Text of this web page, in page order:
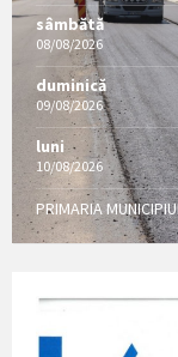
sâmbătă
08/08/2026
duminică
09/08/2026
luni
10/08/2026
PRIMARIA